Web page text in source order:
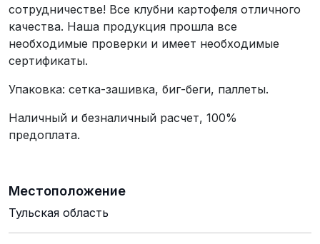
сотрудничестве! Все клубни картофеля отличного
качества. Наша продукция прошла все
необходимые проверки и имеет необходимые
сертификаты.
Упаковка: сетка-зашивка, биг-беги, паллеты.
Наличный и безналичный расчет, 100%
предоплата.
Местоположение
Тульская область